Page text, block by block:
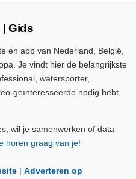
| Gids
en app van Nederland, België,
Je vindt hier de belangrijkste
watersporter,
geïnteresseerde nodig hebt.
wil je samenwerken of data
horen graag van je!
| Adverteren op